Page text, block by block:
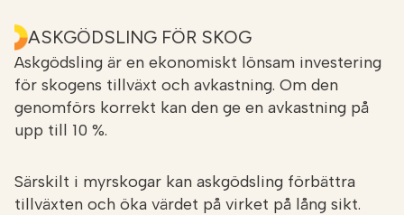
ForestHouse
Borgödsel kan köpas i mindre partier direkt:
Dronelento
Silvadrones
ASKGÖDSLING FÖR SKOG
Askgödsling är en ekonomiskt lönsam investering
för skogens tillväxt och avkastning. Om den
genomförs korrekt kan den ge en avkastning på
upp till 10 %.
Särskilt i myrskogar kan askgödsling förbättra
tillväxten och öka värdet på virket på lång sikt.